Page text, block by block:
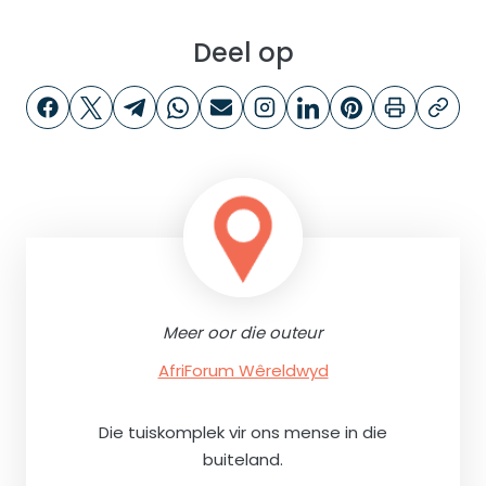
Deel op
Meer oor die outeur
AfriForum Wêreldwyd
Die tuiskomplek vir ons mense in die
buiteland.